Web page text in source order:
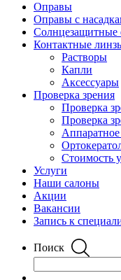
Оправы
Оправы с
Солнцезащитные
Контактные
Растворы
Капли
Аксессуары
Проверка зрения
Проверка
Проверка
Стоимость
Услуги
Наши салоны
Акции
Вакансии
Запись к
Поиск